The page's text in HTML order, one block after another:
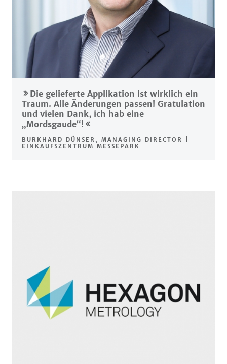
Die gelieferte Applikation ist wirklich ein
Traum. Alle Änderungen passen! Gratulation
und vielen Dank, ich hab eine
„Mordsgaude“!
BURKHARD DÜNSER, MANAGING DIRECTOR |
EINKAUFSZENTRUM MESSEPARK